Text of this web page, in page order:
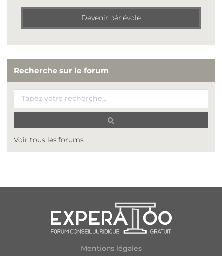
Devenir bénévole
Recherche sur le forum
Voir tous les forums
Mentions légales